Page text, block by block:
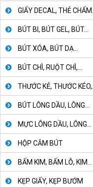
GIẤY DECAL, THẺ CHẤM...
BÚT BI, BÚT GEL, BÚT...
BÚT XÓA, BÚT DẠ...
BÚT CHÌ, RUỘT CHÌ,...
THƯỚC KẺ, THƯỚC KÉO,...
BÚT LÔNG DẦU, LÔNG...
MỰC LÔNG DẦU, LÔNG...
HỘP CẮM BÚT
BẤM KIM, BẤM LỖ, KIM...
KẸP GIẤY, KẸP BƯỚM